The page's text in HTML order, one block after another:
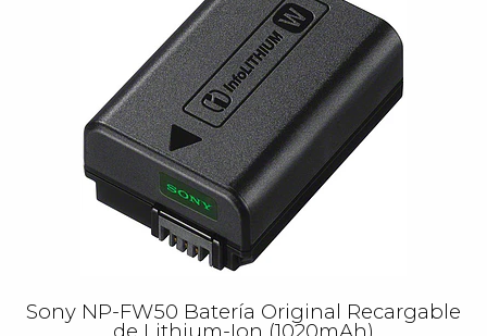
Sony NP-FW50 Batería Original Recargable
de Lithium-Ion (1020mAh)